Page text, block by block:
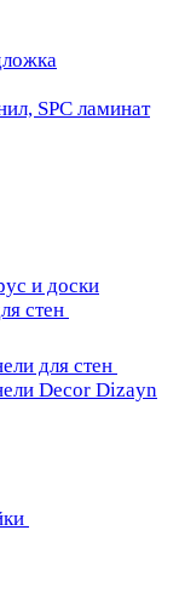
SPC ламинат
и доски
стен
для стен
Decor Dizayn